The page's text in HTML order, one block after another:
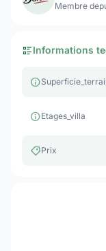
Membre
Informations
Etages_villa
Prix